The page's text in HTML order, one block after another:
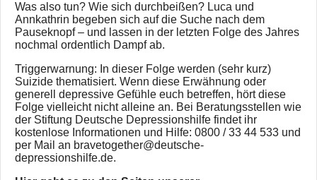
Was also tun? Wie sich durchbeißen? Luca und
Annkathrin begeben sich auf die Suche nach dem
Pauseknopf – und lassen in der letzten Folge des Jahres
nochmal ordentlich Dampf ab.
Triggerwarnung: In dieser Folge werden (sehr kurz)
Suizide thematisiert. Wenn diese Erwähnung oder
generell depressive Gefühle euch betreffen, hört diese
Folge vielleicht nicht alleine an. Bei Beratungsstellen wie
der Stiftung Deutsche Depressionshilfe findet ihr
kostenlose Informationen und Hilfe: 0800 / 33 44 533 und
per Mail an bravetogether@deutsche-
depressionshilfe.de.